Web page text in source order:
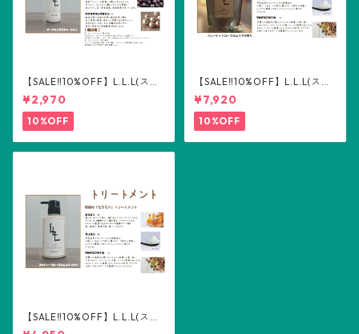
【SALE‼️10%OFF】L.L.L(スリ
ーエル) ヘアミルク100ml
¥2,970
10%OFF
【SALE‼️10%OFF】L.L.L(スリ
ーエル) トリートメント詰め替
え用500ml
¥7,920
10%OFF
【SALE‼️10%OFF】L.L.L(スリ
ーエル) トリートメント300m